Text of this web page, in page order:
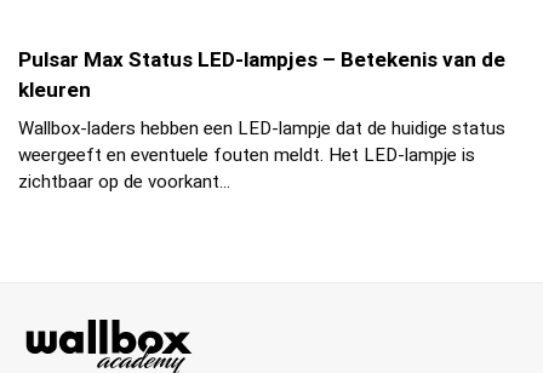
Pulsar Max Status LED-lampjes – Betekenis van de
kleuren
Wallbox-laders hebben een LED-lampje dat de huidige status
weergeeft en eventuele fouten meldt. Het LED-lampje is
zichtbaar op de voorkant...